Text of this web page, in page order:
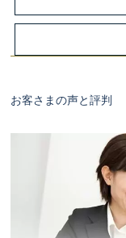
お客さまの声と評判